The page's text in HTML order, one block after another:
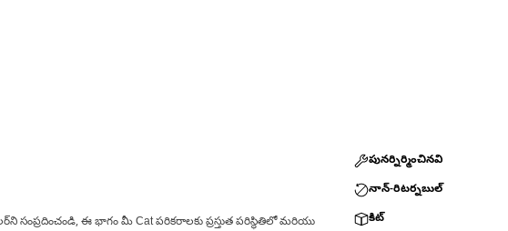
ఈ భాగం మీ Cat పరికరాలకు ప్రస్తుత పరిస్థితిలో మరియు
పునర్నిర్మించినవి
నాన్-రిటర్నబుల్
కిట్